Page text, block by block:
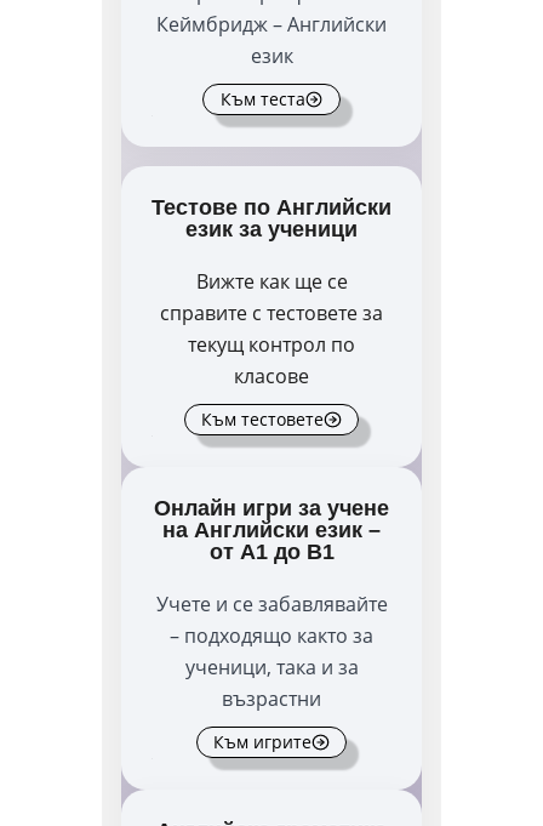
Кеймбридж – Английски
език
Към теста
Тестове по Английски
език за ученици
Вижте как ще се
справите с тестовете за
текущ контрол по
класове
Към тестовете
Онлайн игри за учене
на Английски език –
от А1 до В1
Учете и се забавлявайте
– подходящо както за
ученици, така и за
възрастни
Към игрите